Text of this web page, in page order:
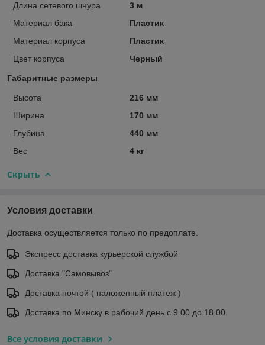
Длина сетевого шнура
3 м
Материал бака
Пластик
Материал корпуса
Пластик
Цвет корпуса
Черный
Габаритные размеры
Высота
216 мм
Ширина
170 мм
Глубина
440 мм
Вес
4 кг
Скрыть
Условия доставки
Доставка осуществляется только по предоплате.
Экспресс доставка курьерской службой
Доставка "Самовывоз"
Доставка почтой ( наложенный платеж )
Доставка по Минску в рабочий день с 9.00 до 18.00.
Все условия доставки